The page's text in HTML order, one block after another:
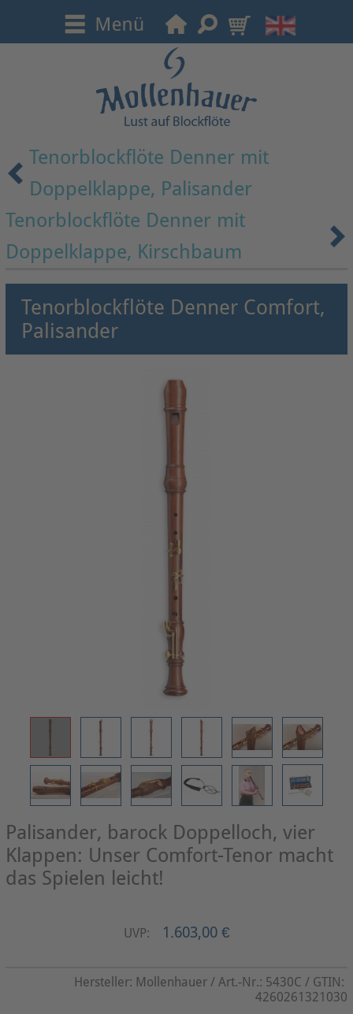
Tenorblockflöte Denner mit
Doppelklappe, Palisander
Tenorblockflöte Denner mit
Doppelklappe, Kirschbaum
Tenorblockflöte Denner Comfort,
Palisander
Palisander, barock Doppelloch, vier
Klappen: Unser Comfort-Tenor macht
das Spielen leicht!
UVP: 1.603,00 €
Hersteller: Mollenhauer / Art.-Nr.: 5430C / GTIN:
4260261321030